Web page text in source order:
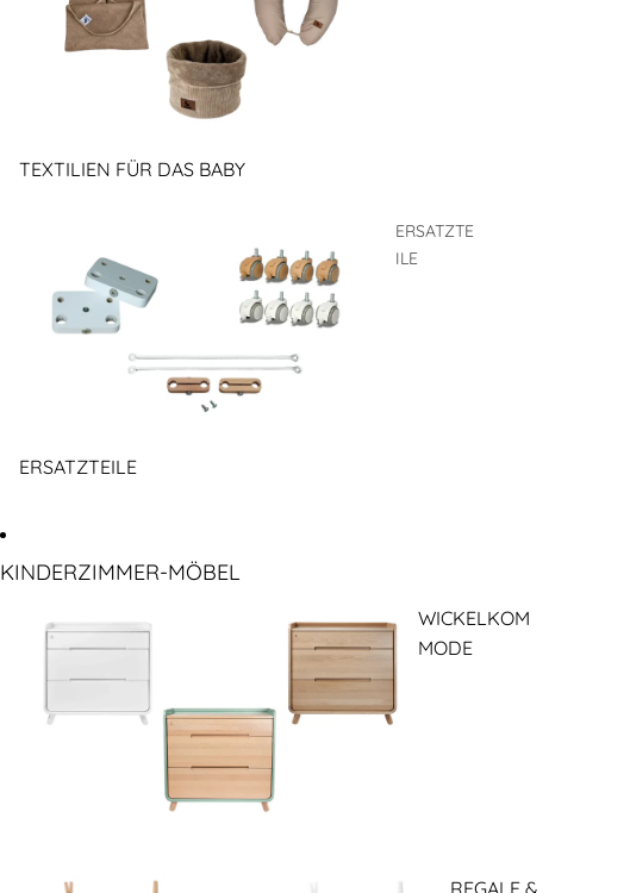
TEXTILIEN FÜR DAS BABY
ERSATZTE
ILE
ERSATZTEILE
KINDERZIMMER-MÖBEL
WICKELKOM
MODE